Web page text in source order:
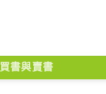
買書與賣書